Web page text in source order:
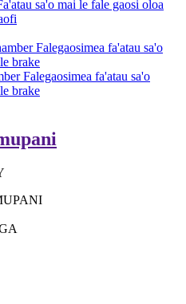
sa'o mai le fale gaosi oloa
Falegaosimea fa'atau sa'o
brake